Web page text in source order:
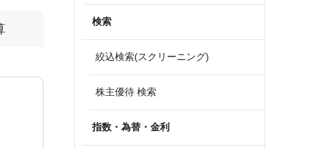
検索
絞込検索(スクリーニング)
株主優待 検索
指数・為替・金利